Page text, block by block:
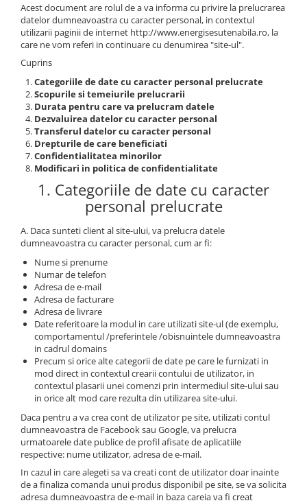
Acest document are rolul de a va informa cu privire la prelucrarea
datelor dumneavoastra cu caracter personal, in contextul
utilizarii paginii de internet http://www.energisesutenabila.ro, la
care ne vom referi in continuare cu denumirea "site-ul".
Cuprins
Categoriile de date cu caracter personal prelucrate
Scopurile si temeiurile prelucrarii
Durata pentru care va prelucram datele
Dezvaluirea datelor cu caracter personal
Transferul datelor cu caracter personal
Drepturile de care beneficiati
Confidentialitatea minorilor
Modificari in politica de confidentialitate
1. Categoriile de date cu caracter
personal prelucrate
A. Daca sunteti client al site-ului, va prelucra datele
dumneavoastra cu caracter personal, cum ar fi:
Nume si prenume
Numar de telefon
Adresa de e-mail
Adresa de facturare
Adresa de livrare
Date referitoare la modul in care utilizati site-ul (de exemplu,
comportamentul /preferintele /obisnuintele dumneavoastra
in cadrul domains
Precum si orice alte categorii de date pe care le furnizati in
mod direct in contextul crearii contului de utilizator, in
contextul plasarii unei comenzi prin intermediul site-ului sau
in orice alt mod care rezulta din utilizarea site-ului.
Daca pentru a va crea cont de utilizator pe site, utilizati contul
dumneavoastra de Facebook sau Google, va prelucra
urmatoarele date publice de profil afisate de aplicatiile
respective: nume utilizator, adresa de e-mail.
In cazul in care alegeti sa va creati cont de utilizator doar inainte
de a finaliza comanda unui produs disponibil pe site, se va solicita
adresa dumneavoastra de e-mail in baza careia va fi creat